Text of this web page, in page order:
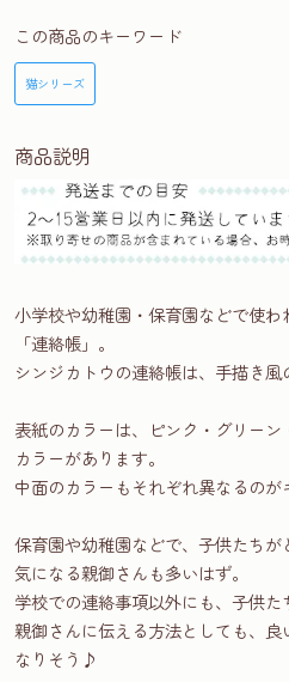
この商品のキーワード
猫シリーズ
商品説明
小学校や幼稚園・保育園などで使
「連絡帳」。
シンジカトウの連絡帳は、手描き
表紙のカラーは、ピンク・グリー
カラーがあります。
中面のカラーもそれぞれ異なるのが
保育園や幼稚園などで、子供たち
気になる親御さんも多いはず。
学校での連絡事項以外にも、子供
親御さんに伝える方法としても、
なりそう♪